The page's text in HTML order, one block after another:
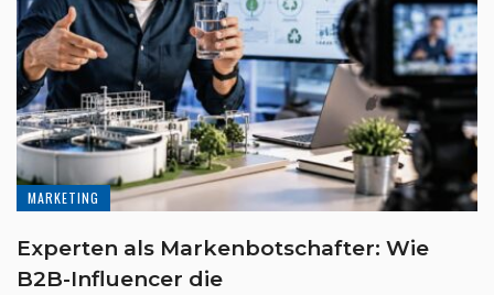
MARKETING
Experten als Markenbotschafter: Wie
B2B-Influencer die